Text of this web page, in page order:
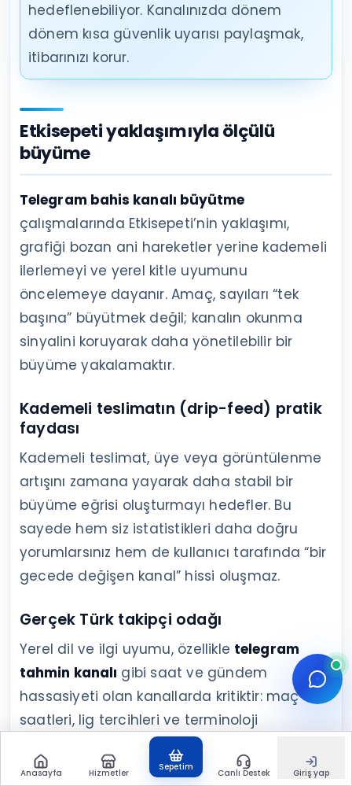
hedeflenebiliyor. Kanalınızda dönem
dönem kısa güvenlik uyarısı paylaşmak,
itibarınızı korur.
Etkisepeti yaklaşımıyla ölçülü
büyüme
Telegram bahis kanalı büyütme
çalışmalarında Etkisepeti’nin yaklaşımı,
grafiği bozan ani hareketler yerine kademeli
ilerlemeyi ve yerel kitle uyumunu
öncelemeye dayanır. Amaç, sayıları “tek
başına” büyütmek değil; kanalın okunma
sinyalini koruyarak daha yönetilebilir bir
büyüme yakalamaktır.
Kademeli teslimatın (drip-feed) pratik
faydası
Kademeli teslimat, üye veya görüntülenme
artışını zamana yayarak daha stabil bir
büyüme eğrisi oluşturmayı hedefler. Bu
sayede hem siz istatistikleri daha doğru
yorumlarsınız hem de kullanıcı tarafında “bir
gecede değişen kanal” hissi oluşmaz.
Gerçek Türk takipçi odağı
Yerel dil ve ilgi uyumu, özellikle telegram
tahmin kanalı gibi saat ve gündem
hassasiyeti olan kanallarda kritiktir: maç
saatleri, lig tercihleri ve terminoloji
Türkiye’deki kullanıcı davranışına göre
şekillenir. Gerçek Türk takipçi odağı, bu
Anasayfa Hizmetler
Sepetim
Canlı Destek Giriş yap